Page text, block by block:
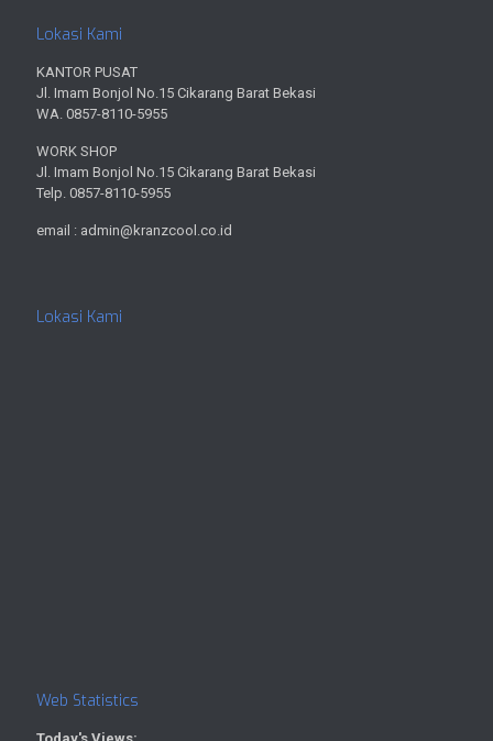
Lokasi Kami
KANTOR PUSAT
Jl. Imam Bonjol No.15 Cikarang Barat Bekasi
WA. 0857-8110-5955
WORK SHOP
Jl. Imam Bonjol No.15 Cikarang Barat Bekasi
Telp. 0857-8110-5955
email : admin@kranzcool.co.id
Lokasi Kami
Web Statistics